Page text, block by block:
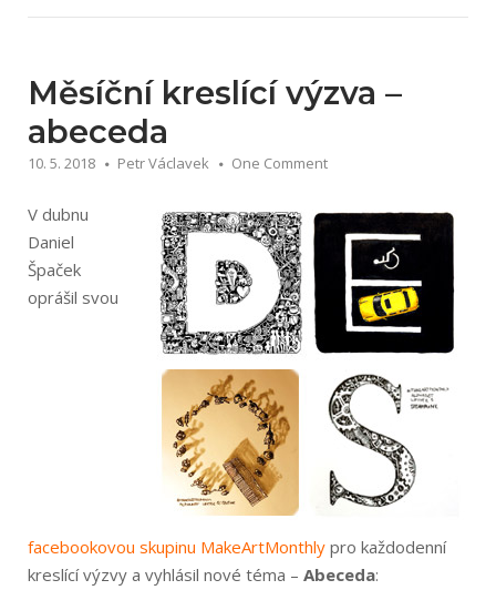
Měsíční kreslící výzva –
abeceda
10. 5. 2018 Petr Václavek One Comment
V dubnu
Daniel
Špaček
oprášil svou
facebookovou skupinu MakeArtMonthly pro každodenní
kreslící výzvy a vyhlásil nové téma – Abeceda: